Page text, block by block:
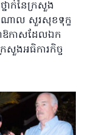
នាក់នៃក្រសួង
សំណាល សួរសុខទុក្ខ
ាឱកាសដែលឯក
សួងអធិការកិច្ច